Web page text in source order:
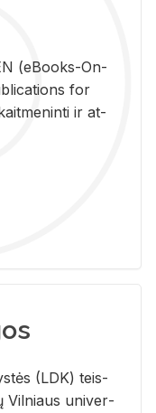
(eBo­oks-On-
for
ir at­
(LDK) teis­
Vil­niaus uni­ver­